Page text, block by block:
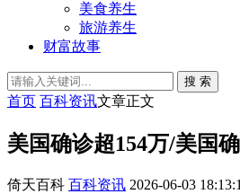
美食养生
旅游养生
财富故事
搜 索
首页 百科资讯文章正文
美国确诊超154万/美国
倚天百科 百科资讯 2026-06-03